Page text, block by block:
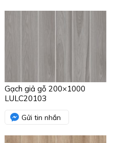
Gạch giả gỗ 200×1000
LULC20103
Gửi tin nhắn